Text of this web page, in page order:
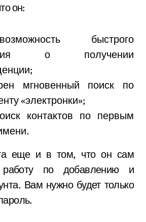
он:
быстрого
о получении
мгновенный поиск по
«электронки»;
контактов по первым
еще и в том, что он сам
по добавлению и
Вам нужно будет только